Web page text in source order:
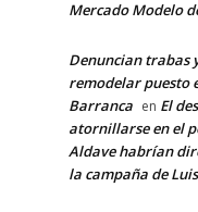
Mercado Modelo
Denuncian trabas
remodelar puesto
Barranca en El
atornillarse en el
Aldave habrían
la campaña de